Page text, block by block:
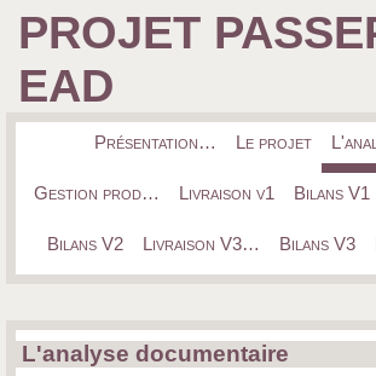
PROJET
EAD
Présentation… Le projet
Gestion prod… Livraison v1 Bilans V1
Bilans V2 Livraison V3… Bilans V3
L'analyse documentaire